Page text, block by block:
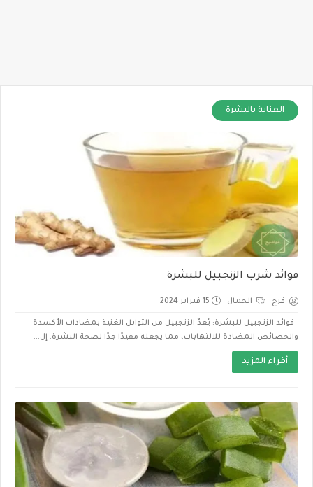
العناية بالبشرة
فوائد شرب الزنجبيل للبشرة
فرح الجمال 15 فبراير 2024
فوائد الزنجبيل للبشرة: يُعدّ الزنجبيل من التوابل الغنية بمضادات الأكسدة
والخصائص المضادة للالتهابات، مما يجعله مفيدًا جدًا لصحة البشرة. إل...
أقراء المزيد